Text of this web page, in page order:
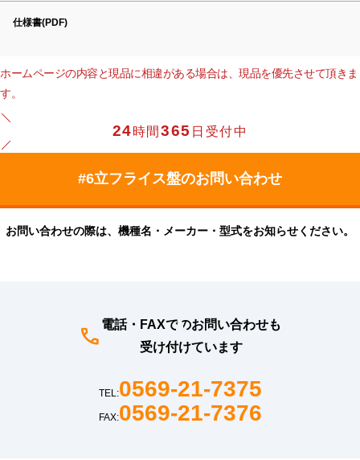
仕様書(PDF)
ホームページの内容と現品に相違がある場合は、現品を優先させて頂きま
す。
24時間365 日受付中
お問い合わせの際は、機種名・メーカー・型式をお知らせください。
電話・FAXでのお問い合わせも
受け付けています
TEL:0569-21-7375
FAX:0569-21-7376